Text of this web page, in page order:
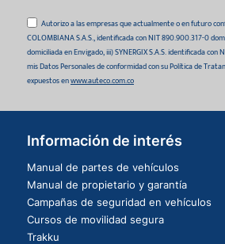
Autorizo a las empresas que actualmente o en futuro
COLOMBIANA S.A.S., identificada con NIT 890.900.317-0
domiciliada en Envigado, iii) SYNERGIX S.A.S. identificada
mis Datos Personales de conformidad con su Política de
expuestos enwww.auteco.com.co
Información de interés
Manual de partes de vehículos
Manual de propietario y garantía
Campañas de seguridad en vehículos
Cursos de movilidad segura
Trakku